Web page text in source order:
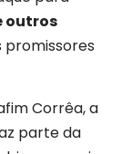
outros
promissores
Corrêa, a
parte da